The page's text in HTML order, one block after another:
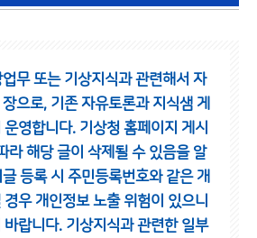
무 또는 기상지식과 관련해서 자
으로, 기존 자유토론과 지식샘 게
운영합니다. 기상청 홈페이지 게시
라 해당 글이 삭제될 수 있음을 알
글 등록 시 주민등록번호와 같은 개
우 개인정보 노출 위험이 있으니
바랍니다. 기상지식과 관련한 일부